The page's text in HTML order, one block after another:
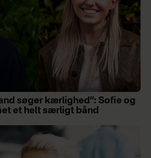
søger kærlighed”: Sofie og
et helt særligt bånd